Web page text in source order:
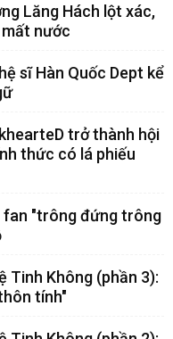
Lăng Hách lột xác,
nước
sĩ Hàn Quốc Dept kể
trở thành hội
thức có lá phiếu
fan "trông đứng trông
Tinh Không (phần 3):
tính"